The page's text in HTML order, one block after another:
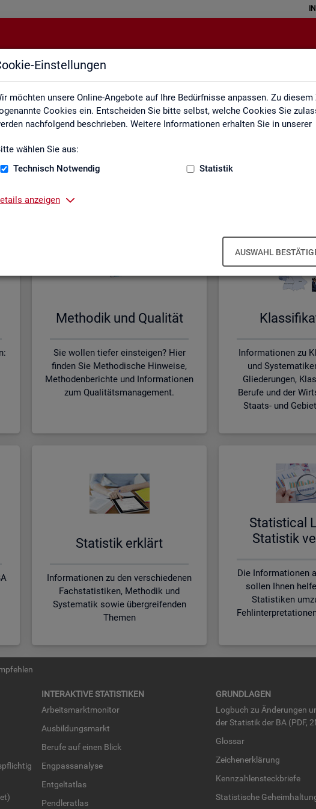
Einstellungen
möchten unsere Online-Angebote auf Ihre Bedürfnisse anpassen. Zu
Cookies ein. Entscheiden Sie bitte selbst, welche Cookies Sie
nachfolgend beschrieben. Weitere Informationen erhalten Sie in unserer
wählen Sie aus:
Technisch Notwendig
Statistik
anzeigen
AUSWAHL
Grundlagen
Me­tho­dik und Qua­li­tät
Sie wollen tiefer einsteigen? Hier
finden Sie Methodische Hinweise,
Methodenberichte und Informationen
zum Qualitätsmanagement.
Informationen zu
und
Gliederungen,
Berufe und der
Staats- und
Sta­tis­tik er­klärt
Informationen zu den verschiedenen
Fachstatistiken, Methodik und
Systematik sowie übergreifenden
Themen
Sta­ti­s­ti­cal
Sta­tis­tik
Die Informationen
sollen Ihnen
Statistiken
IN­TER­AK­TI­VE STA­TIS­TI­KEN
Ar­beits­markt­mo­ni­tor
Aus­bil­dungs­markt
Be­ru­fe auf einen Blick
Eng­pass­ana­ly­se
Ent­gel­t­at­las
Pend­ler­at­las
GRUND­LA­GEN
Log­buch zu Än­de­run­gen
der Sta­tis­tik der BA (PDF,
Glos­sar
Zei­chen­er­klä­rung
Kenn­zah­len­steck­brie­fe
Sta­tis­ti­sche